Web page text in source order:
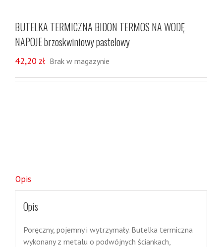
BUTELKA TERMICZNA BIDON TERMOS NA WODĘ
NAPOJE brzoskwiniowy pastelowy
42,20 zł Brak w magazynie
Opis
Opis
Poręczny, pojemny i wytrzymały. Butelka termiczna
wykonany z metalu o podwójnych ściankach,